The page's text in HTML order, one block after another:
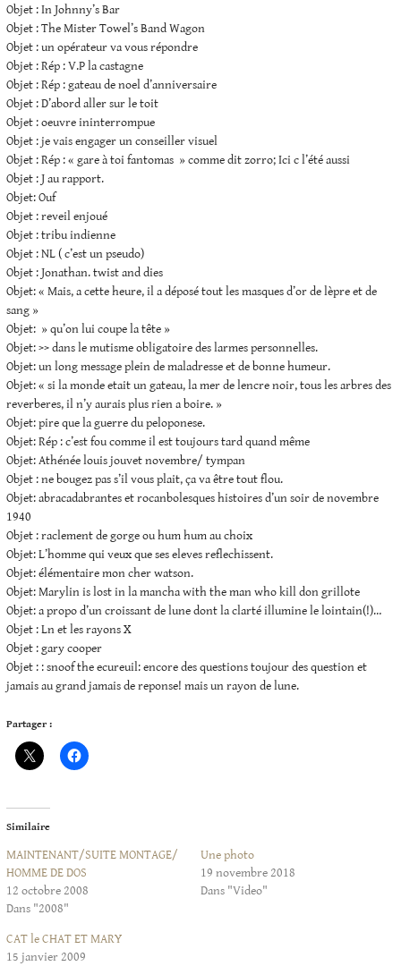
Objet : In Johnny’s Bar
Objet : The Mister Towel’s Band Wagon
Objet : un opérateur va vous répondre
Objet : Rép : V.P la castagne
Objet : Rép : gateau de noel d’anniversaire
Objet : D’abord aller sur le toit
Objet : oeuvre ininterrompue
Objet : je vais engager un conseiller visuel
Objet : Rép : « gare à toi fantomas » comme dit zorro; Ici c l’été aussi
Objet : J au rapport.
Objet: Ouf
Objet : reveil enjoué
Objet : tribu indienne
Objet : NL ( c’est un pseudo)
Objet : Jonathan. twist and dies
Objet: « Mais, a cette heure, il a déposé tout les masques d’or de lèpre et de
sang »
Objet: » qu’on lui coupe la tête »
Objet: >> dans le mutisme obligatoire des larmes personnelles.
Objet: un long message plein de maladresse et de bonne humeur.
Objet: « si la monde etait un gateau, la mer de lencre noir, tous les arbres des
reverberes, il n’y aurais plus rien a boire. »
Objet: pire que la guerre du peloponese.
Objet: Rép : c’est fou comme il est toujours tard quand même
Objet: Athénée louis jouvet novembre/ tympan
Objet : ne bougez pas s’il vous plait, ça va être tout flou.
Objet: abracadabrantes et rocanbolesques histoires d’un soir de novembre
1940
Objet : raclement de gorge ou hum hum au choix
Objet: L’homme qui veux que ses eleves reflechissent.
Objet: élémentaire mon cher watson.
Objet: Marylin is lost in la mancha with the man who kill don grillote
Objet: a propo d’un croissant de lune dont la clarté illumine le lointain(!)…
Objet : Ln et les rayons X
Objet : gary cooper
Objet : : snoof the ecureuil: encore des questions toujour des question et
jamais au grand jamais de reponse! mais un rayon de lune.
Partager :
Similaire
MAINTENANT/SUITE MONTAGE/
HOMME DE DOS
12 octobre 2008
Dans "2008"
Une photo
19 novembre 2018
Dans "Video"
CAT le CHAT ET MARY
15 janvier 2009